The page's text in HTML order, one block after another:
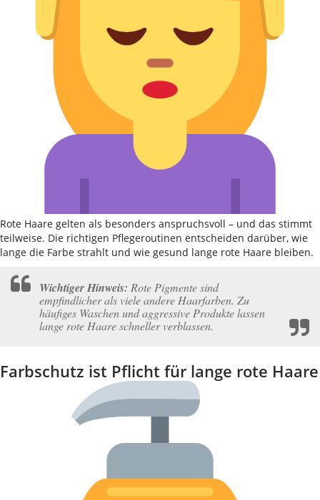
Rote Haare gelten als besonders anspruchsvoll – und das stimmt
teilweise. Die richtigen Pflegeroutinen entscheiden darüber, wie
lange die Farbe strahlt und wie gesund lange rote Haare bleiben.
Wichtiger Hinweis: Rote Pigmente sind
empfindlicher als viele andere Haarfarben. Zu
häufiges Waschen und aggressive Produkte lassen
lange rote Haare schneller verblassen.
Farbschutz ist Pflicht für lange rote Haare